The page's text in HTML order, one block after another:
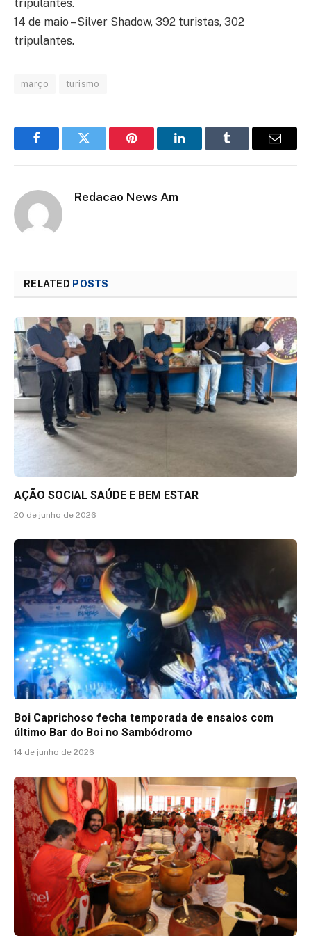
tripulantes.
14 de maio – Silver Shadow, 392 turistas, 302
tripulantes.
março turismo
FacebookTwitter Pinterest LinkedInTumblr Email
Redacao News Am
RELATED POSTS
AÇÃO SOCIAL SAÚDE E BEM ESTAR
20 de junho de 2026
Boi Caprichoso fecha temporada de ensaios com
último Bar do Boi no Sambódromo
14 de junho de 2026